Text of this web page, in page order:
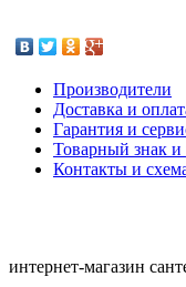
Производители
Доставка и
Гарантия и
Товарный знак и
Контакты и
интернет-магазин